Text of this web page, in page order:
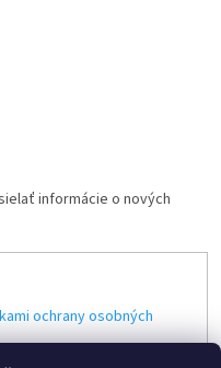
informácie o nových
ochrany osobných